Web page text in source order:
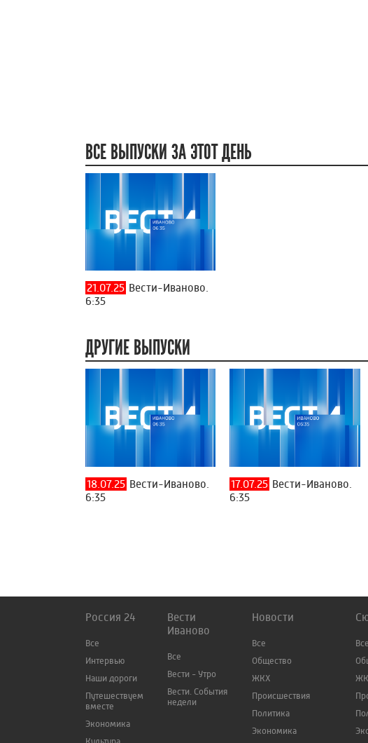
ВСЕ ВЫПУСКИ ЗА ЭТОТ ДЕНЬ
21.07.25 Вести-Иваново.
6:35
ДРУГИЕ ВЫПУСКИ
18.07.25 Вести-Иваново.
6:35
17.07.25 Вести-Иваново.
6:35
Россия 24
Все
Интервью
Наши дороги
Путешествуем
вместе
Экономика
Вести
Иваново
Все
Вести - Утро
Вести. События
недели
Новости
Все
Общество
ЖКХ
Происшествия
Политика
Экономика
Все